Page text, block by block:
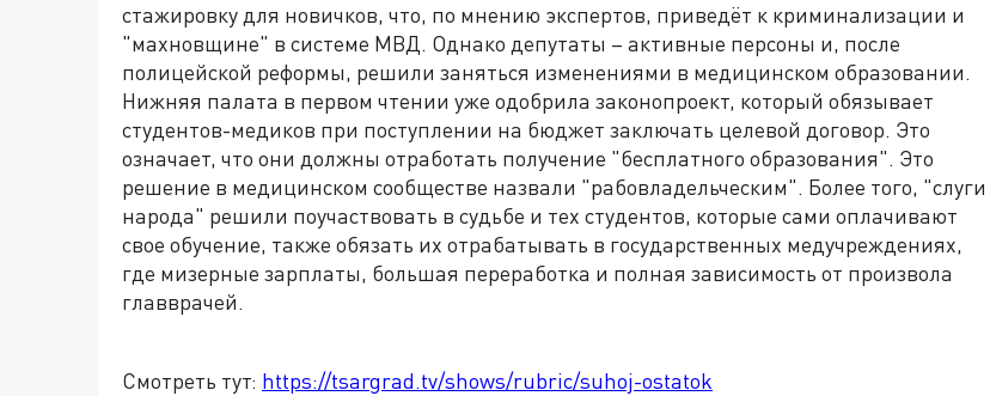
стажировку для новичков, что, по мнению экспертов, приведёт к криминализации и
"махновщине" в системе МВД. Однако депутаты – активные персоны и, после
полицейской реформы, решили заняться изменениями в медицинском образовании.
Нижняя палата в первом чтении уже одобрила законопроект, который обязывает
студентов-медиков при поступлении на бюджет заключать целевой договор. Это
означает, что они должны отработать получение "бесплатного образования". Это
решение в медицинском сообществе назвали "рабовладельческим". Более того, "слуги
народа" решили поучаствовать в судьбе и тех студентов, которые сами оплачивают
свое обучение, также обязать их отрабатывать в государственных медучреждениях,
где мизерные зарплаты, большая переработка и полная зависимость от произвола
главврачей.
Смотреть тут: https://tsargrad.tv/shows/rubric/suhoj-ostatok